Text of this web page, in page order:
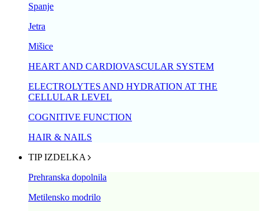
Spanje
Jetra
Mišice
HEART AND CARDIOVASCULAR SYSTEM
ELECTROLYTES AND HYDRATION AT THE
CELLULAR LEVEL
COGNITIVE FUNCTION
HAIR & NAILS
TIP IZDELKA
Prehranska dopolnila
Metilensko modrilo